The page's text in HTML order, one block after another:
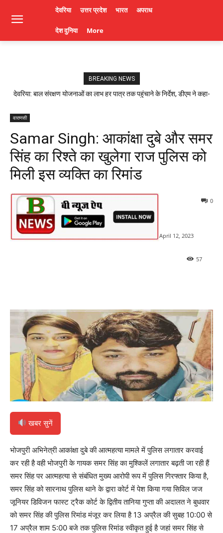
देवरिया उत्तर प्रदेश भारत अपराध
देश दुनिया More
BREAKING NEWS
देवरिया: बाल संरक्षण योजनाओं का लाभ हर पात्र तक पहुंचाने के निर्देश, डीएम ने कहा-
वाराणसी
Samar Singh: आकांक्षा दुबे और समर
सिंह का रिश्ते का खुलेगा राज पुलिस को
मिली इस व्यक्ति का रिमांड
April 12, 2023
0
57
खबर सुनें
भोजपुरी अभिनेत्री आकांक्षा दुबे की आत्महत्या मामले में पुलिस लगातार करवाई
कर रही है वही भोजपुरी के गायक समर सिंह का मुश्किलें लगातार बढ़ती जा रही हैं
समर सिंह पर आत्महत्या से संबंधित मुख्य आरोपी रूप में पुलिस गिरफ्तार किया है,
समर सिंह को सारनाथ पुलिस थाने के द्वारा कोर्ट में पेश किया गया सिविल जज
जूनियर डिविजन फास्ट ट्रैक कोर्ट के द्वितीय तानिया गुप्ता की अदालत ने बुधवार
को समर सिंह की पुलिस रिमांड मंजूर कर लिया है 13 अप्रैल की सुबह 10:00 से
17 अप्रैल शाम 5:00 बजे तक पुलिस रिमांड स्वीकृत हुई है जहां समर सिंह से